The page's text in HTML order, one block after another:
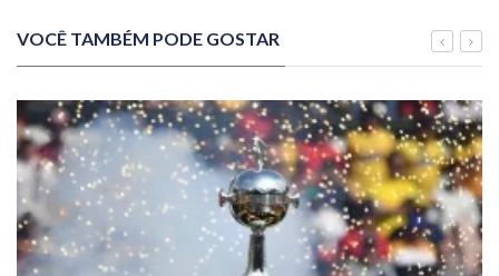
VOCÊ TAMBÉM PODE GOSTAR